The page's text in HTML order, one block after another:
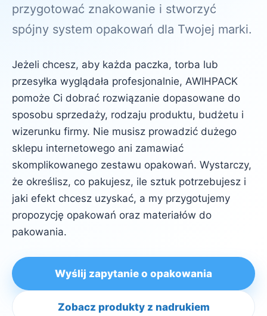
przygotować znakowanie i stworzyć
spójny system opakowań dla Twojej marki.
Jeżeli chcesz, aby każda paczka, torba lub
przesyłka wyglądała profesjonalnie, AWIHPACK
pomoże Ci dobrać rozwiązanie dopasowane do
sposobu sprzedaży, rodzaju produktu, budżetu i
wizerunku firmy. Nie musisz prowadzić dużego
sklepu internetowego ani zamawiać
skomplikowanego zestawu opakowań. Wystarczy,
że określisz, co pakujesz, ile sztuk potrzebujesz i
jaki efekt chcesz uzyskać, a my przygotujemy
propozycję opakowań oraz materiałów do
pakowania.
Wyślij zapytanie o opakowania
Zobacz produkty z nadrukiem